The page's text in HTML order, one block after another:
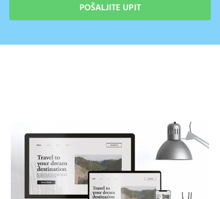
POŠALJITE UPIT